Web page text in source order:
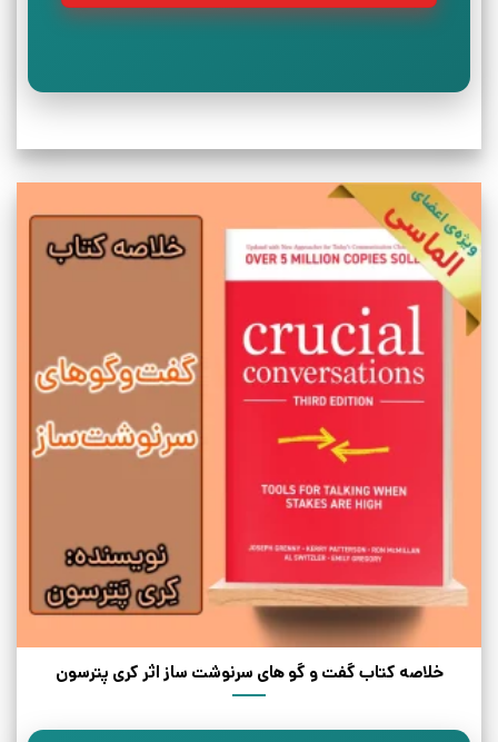
خلاصه کتاب گفت و گو های سرنوشت ساز اثر کری پترسون